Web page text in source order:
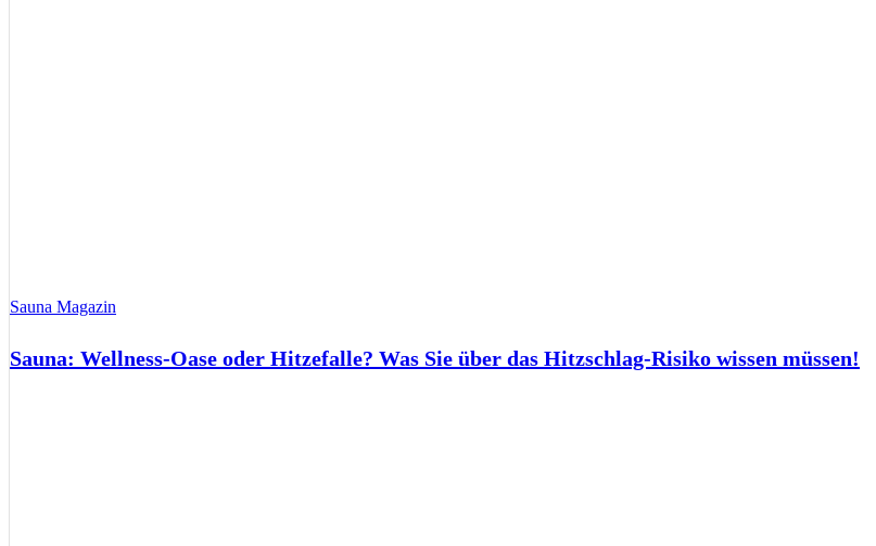
Sauna Magazin
Sauna: Wellness-Oase oder Hitzefalle? Was Sie über das Hitzschlag-Risiko wissen müssen!